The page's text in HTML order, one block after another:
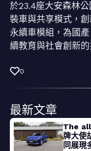
於23.4座大安森林
裝車與共享模式，
永續車模組，為國
續教育與社會創新的
0
最新文章
The
牌大使
同展現